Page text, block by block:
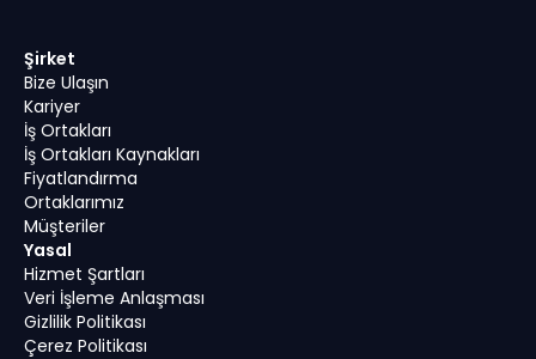
Şirket
Bize Ulaşın
Kariyer
İş Ortakları
İş Ortakları Kaynakları
Fiyatlandırma
Ortaklarımız
Müşteriler
Yasal
Hizmet Şartları
Veri İşleme Anlaşması
Gizlilik Politikası
Çerez Politikası